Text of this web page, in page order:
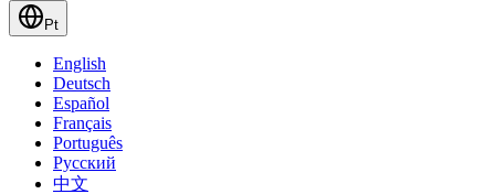
Pt
English
Deutsch
Español
Français
Português
Русский
中文